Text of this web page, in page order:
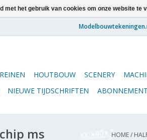
HOUTBOUW SCENERY
NIEUWE TIJDSCHRIFTEN
ms
HOME/
met het gebruik van cookies om onze website te